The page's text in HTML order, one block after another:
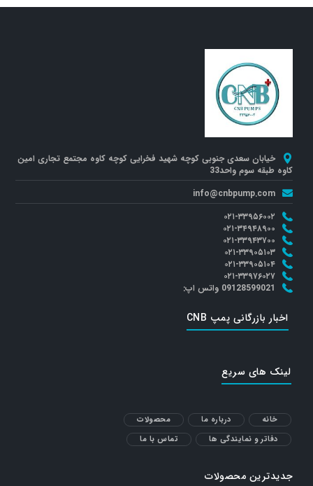
خیابان سعدی جنوبی کوچه شهید فخرایی کوچه کاوه مجتمع تجاری امین
کاوه طبقه سوم واحد33
info@cnbpump.com
۰۲۱-۳۳۹۵۶۰۰۲
۰۲۱-۳۴۹۴۸۹۰۰
۰۲۱-۳۳۹۴۳۷۰۰
۰۲۱-۳۳۹۰۵۱۰۳
۰۲۱-۳۳۹۰۵۱۰۴
۰۲۱-۳۳۹۷۶۰۲۷
09128599021 واتس اپ:
اخبار بازرگانی پمپ CNB
لینک های سریع
خانه درباره ما
محصولات
دفاتر و نمایندگی ها
تماس با ما
جدیدترین محصولات